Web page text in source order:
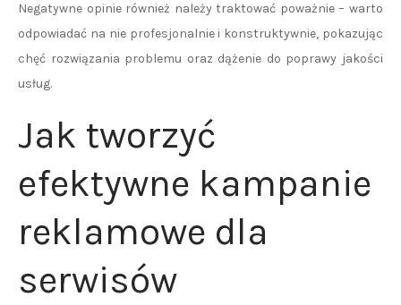
Negatywne opinie również należy traktować poważnie – warto
odpowiadać na nie profesjonalnie i konstruktywnie, pokazując
chęć rozwiązania problemu oraz dążenie do poprawy jakości
usług.
Jak tworzyć
efektywne kampanie
reklamowe dla
serwisów